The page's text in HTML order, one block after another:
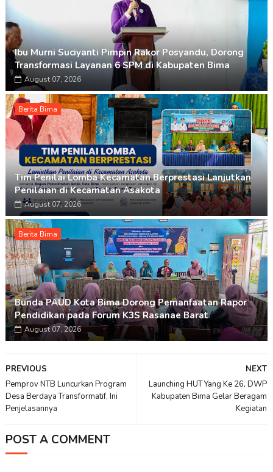
Ibu Murni Suciyanti Pimpin Rakor Posyandu, Dorong
Transformasi Layanan 6 SPM di Kabupaten Bima
August 07, 2026
Berita Bima
Tim Penilai Lomba Kecamatan Berprestasi Lanjutkan
Penilaian di Kecamatan Asakota
August 07, 2026
Berita Bima
Bunda PAUD Kota Bima Dorong Pemanfaatan Rapor
Pendidikan pada Forum K3S Rasanae Barat
August 07, 2026
NEXT
Launching HUT Yang Ke 26, DWP
Kabupaten Bima Gelar Beragam
Kegiatan
PREVIOUS
Pemprov NTB Luncurkan Program
Desa Berdaya Transformatif, Ini
Penjelasannya
POST A COMMENT